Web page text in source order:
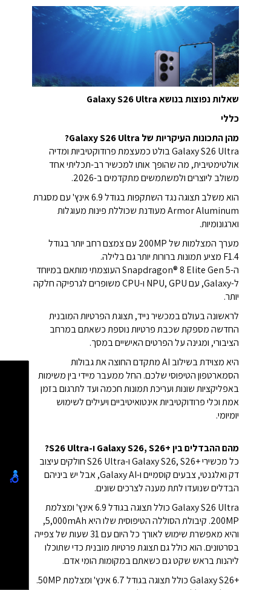
שאלות נפוצות בנושא Galaxy S26 Ultra
כללי
מהן התכונות העיקריות של Galaxy S26 Ultra‎?
Galaxy S26 Ultra בולט כמעצמת פרודוקטיביות ומדיה
אולטימטיבית, מה שהופך אותו למכשיר רב-תכליתי אחד
משולב ליוצרים ולמשתמשים מתקדמים ב-2026.
הוא משלב תצוגה נגד השתקפות בגודל 6.9 אינץ' עם מסגרת
Armor Aluminum מעודנת שכוללת פינות מעוגלות
וארגונומיות.
מערך המצלמות של 200MP עם צמצם רחב יותר בגודל
F1.4 מציע תמונות ברורות יותר גם בלילה.
ה-Snapdragon®‎ 8 Elite Gen 5 העוצמתי מותאם במיוחד
ל-Galaxy, עם NPU, GPU ו-CPU משופרים לגרפיקה חלקה
יותר.
לראשונה בעולם במכשיר נייד, תצוגת הפרטיות המובנית
החדשה מספקת שכבת פרטיות נוספת כשאתם במרחב
הציבורי, ומגינה על הפרטים האישיים במסך.
היא מצוידת בשילוב AI מתקדם החוצה את גבולות
הסמארטפון הטיפוסי שלכם. החל ממעבר מיידי בין משימות
באפליקציות שונות ועריכת תמונות חכמה ועד לתרגום בזמן
אמת וכלי פרודוקטיביות אינטואיטיביים ויעילים לשימוש
יומיומי.
מהם ההבדלים בין Galaxy S26, S26+‎ ו-S26 Ultra?
כל מכשירי Galaxy S26, S26+‎ ו-S26 Ultra חולקים עיצוב
דק ואלגנטי, צבעים קוסמיים ו-Galaxy AI, אבל יש ביניהם
הבדלים שנועדו לתת מענה לצרכים שונים.
Galaxy S26 Ultra כולל תצוגה בגודל 6.9 אינץ' ומצלמת
200MP. קיבולת הסוללה הטיפוסית שלו היא 5,000mAh,
והיא מאפשרת שימוש לאורך כל היום עם 31 שעות של צפייה
בסרטונים. הוא כולל גם תצוגת פרטיות מובנית כדי שתוכלו
ליהנות בראש שקט גם כשאתם במקומות הומי אדם.
Galaxy S26+‎ כולל תצוגה בגודל 6.7 אינץ' ומצלמת 50MP.